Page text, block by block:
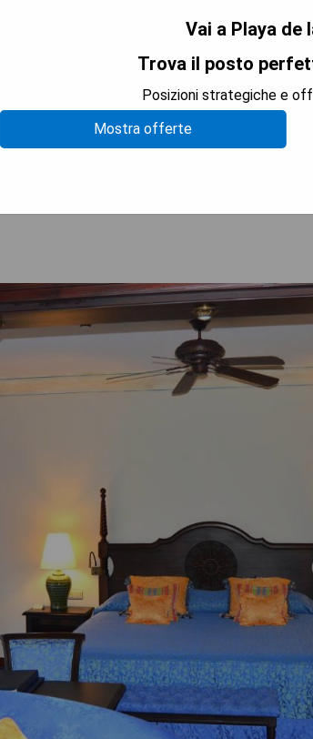
Vai a Playa de
Trova il posto
Posizioni strategiche e
Mostra offerte